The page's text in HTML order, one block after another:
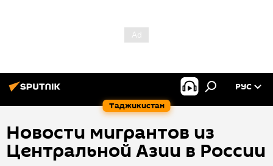
Таджикистан
РУС
Новости мигрантов из
Центральной Азии в России